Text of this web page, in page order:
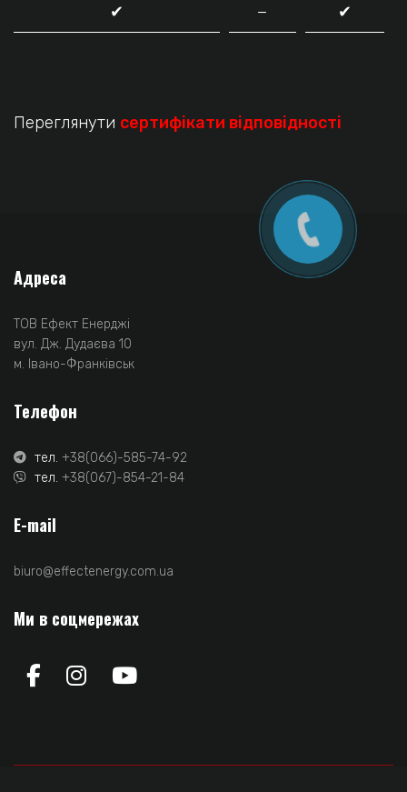
✔
− ✔
Переглянути сертифікати відповідності
Адреса
ТОВ Ефект Енерджі
вул. Дж. Дудаєва 10
м. Івано-Франківськ
Телефон
тел. +38(066)-585-74-92
тел. +38(067)-854-21-84
E-mail
biuro@effectenergy.com.ua
Ми в соцмережах